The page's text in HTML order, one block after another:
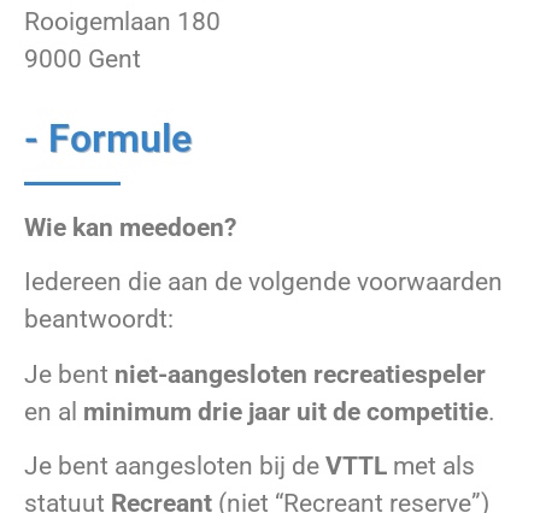
Rooigemlaan 180
9000 Gent
- Formule
Wie kan meedoen?
Iedereen die aan de volgende voorwaarden
beantwoordt:
Je bent niet-aangesloten recreatiespeler
en al minimum drie jaar uit de competitie.
Je bent aangesloten bij de VTTL met als
statuut Recreant (niet “Recreant reserve”)